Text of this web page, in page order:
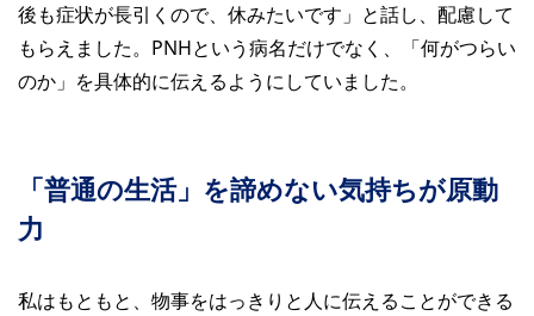
後も症状が長引くので、休みたいです」と話し、配慮して
もらえました。PNHという病名だけでなく、「何がつらい
のか」を具体的に伝えるようにしていました。
「普通の生活」を諦めない気持ちが原動
力
私はもともと、物事をはっきりと人に伝えることができる